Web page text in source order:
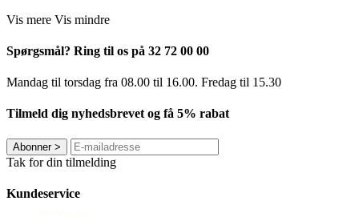
Vis mere Vis mindre
Spørgsmål? Ring til os på 32 72 00 00
Mandag til torsdag fra 08.00 til 16.00. Fredag ​​til 15.30
Tilmeld dig nyhedsbrevet og få 5% rabat
Abonner>
Tak for din tilmelding
Kundeservice